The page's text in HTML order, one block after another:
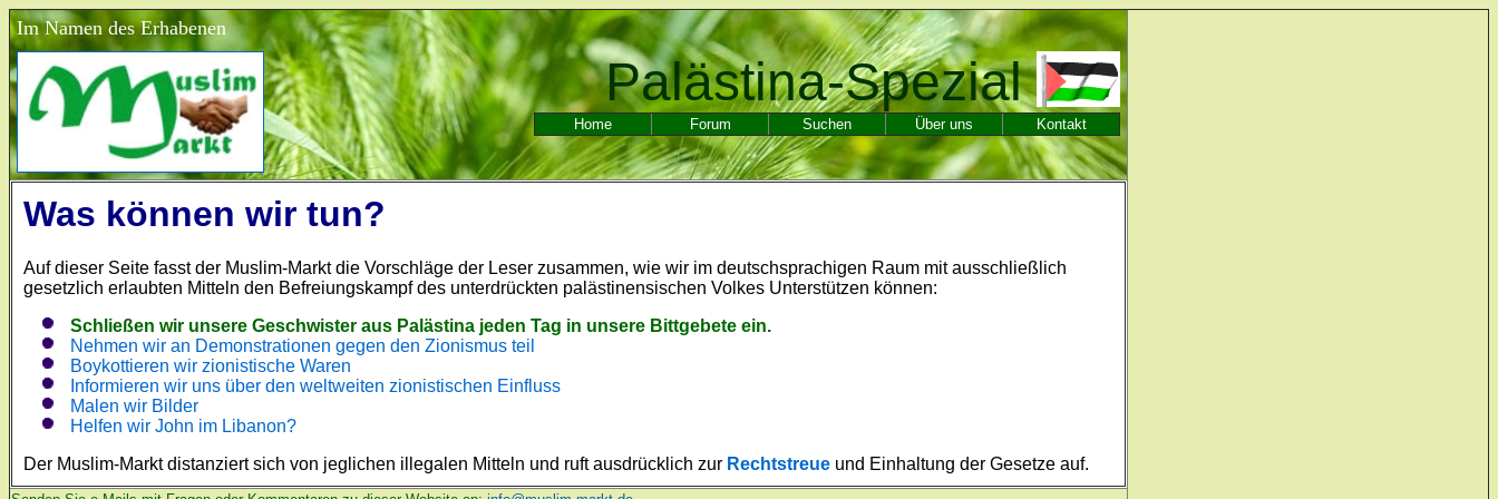
Im Namen des Erhabenen
Palästina-Spezial
Home Forum Suchen Über uns Kontakt
Was können wir tun?
Auf dieser Seite fasst der Muslim-Markt die Vorschläge der Leser zusammen, wie wir im deutschsprachigen Raum mit ausschließlich
gesetzlich erlaubten Mitteln den Befreiungskampf des unterdrückten palästinensischen Volkes Unterstützen können:
Schließen wir unsere Geschwister aus Palästina jeden Tag in unsere Bittgebete ein.
Nehmen wir an Demonstrationen gegen den Zionismus teil
Boykottieren wir zionistische Waren
Informieren wir uns über den weltweiten zionistischen Einfluss
Malen wir Bilder
Helfen wir John im Libanon?
Der Muslim-Markt distanziert sich von jeglichen illegalen Mitteln und ruft ausdrücklich zur Rechtstreue und Einhaltung der Gesetze auf.